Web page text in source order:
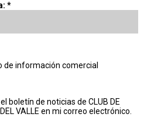
*
de información comercial
boletín de noticias de CLUB DE
VALLE en mi correo electrónico.